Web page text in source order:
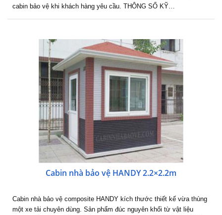
cabin bảo vệ khi khách hàng yêu cầu. THÔNG SỐ KỸ…
Cabin nhà bảo vệ HANDY 2.2×2.2m
Cabin nhà bảo vệ composite HANDY kích thước thiết kế vừa thùng
một xe tải chuyên dùng. Sản phẩm đúc nguyên khối từ vật liệu